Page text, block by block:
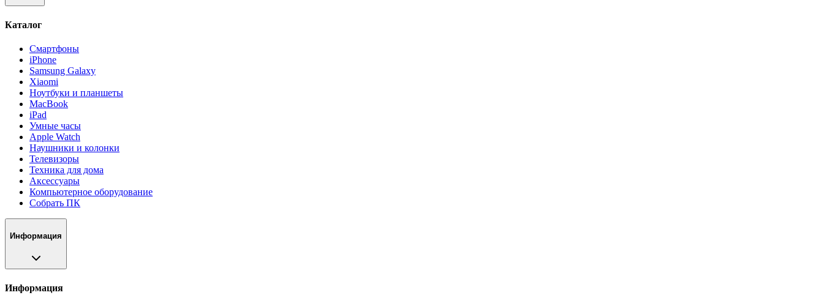
Каталог
Смартфоны
iPhone
Samsung Galaxy
Xiaomi
Ноутбуки и планшеты
MacBook
iPad
Умные часы
Apple Watch
Наушники и колонки
Телевизоры
Техника для дома
Аксессуары
Компьютерное оборудование
Собрать ПК
Информация
Информация